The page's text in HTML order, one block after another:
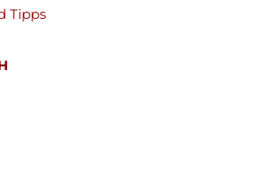
Tipps